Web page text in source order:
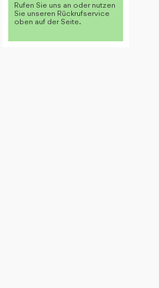
Rufen Sie uns an oder nutzen
Sie unseren Rückrufservice
oben auf der Seite.